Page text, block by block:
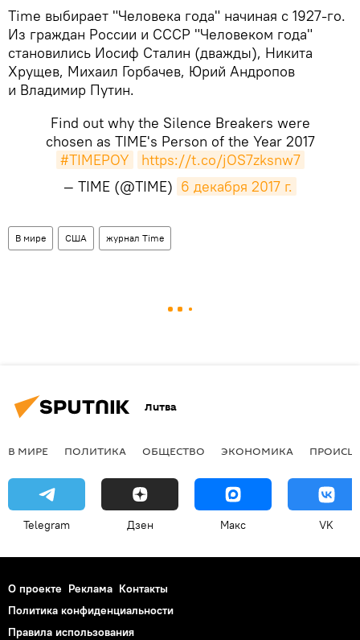
Time выбирает "Человека года" начиная с 1927-го.
Из граждан России и СССР "Человеком года"
становились Иосиф Сталин (дважды), Никита
Хрущев, Михаил Горбачев, Юрий Андропов
и Владимир Путин.
Find out why the Silence Breakers were
chosen as TIME's Person of the Year 2017
#TIMEPOY
https://t.co/jOS7zksnw7
— TIME (@TIME) 6 декабря 2017 г.
В мире США журнал Time
Литва
В МИРЕ ПОЛИТИКА ОБЩЕСТВО ЭКОНОМИКА
Telegram Дзен Макс VK
О проекте Реклама Контакты
Политика конфиденциальности
Правила использования